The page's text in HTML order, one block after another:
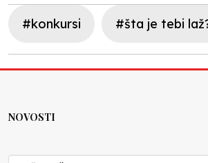
#konkursi #šta je tebi
NOVOSTI